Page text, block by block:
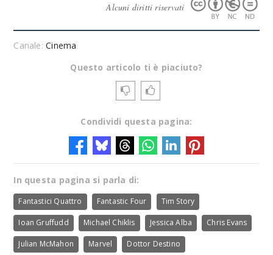
Alcuni diritti riservati
Canale:Cinema
Questo articolo ti è piaciuto?
Condividi questa pagina:
In questa pagina si parla di:
Fantastici Quattro Fantastic Four Tim Story
Ioan Gruffudd Michael Chiklis Jessica Alba Chris Evans
Julian McMahon Marvel Dottor Destino